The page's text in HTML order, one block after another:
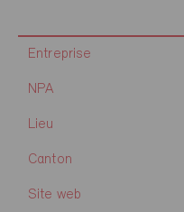
Entreprise
NPA
Lieu
Canton
Site web